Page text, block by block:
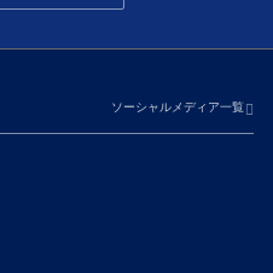
ソーシャルメディア一覧